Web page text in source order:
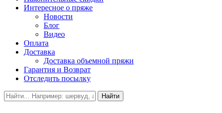
Интересное о пряже
Новости
Блог
Видео
Оплата
Доставка
Доставка объемной пряжи
Гарантия и Возврат
Отследить посылку
Найти